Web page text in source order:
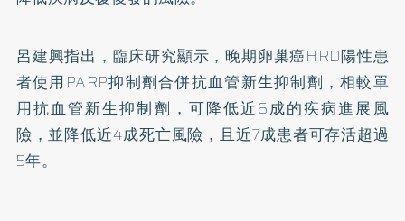
呂建興指出，臨床研究顯示，晚期卵巢癌HRD陽性患
者使用PARP抑制劑合併抗血管新生抑制劑，相較單
用抗血管新生抑制劑，可降低近6成的疾病進展風
險，並降低近4成死亡風險，且近7成患者可存活超過
5年。